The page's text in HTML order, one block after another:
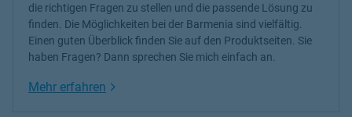
die richtigen Fragen zu stellen und die passende Lösung zu
finden. Die Möglichkeiten bei der Barmenia sind vielfältig.
Einen guten Überblick finden Sie auf den Produktseiten. Sie
haben Fragen? Dann sprechen Sie mich einfach an.
Mehr erfahren Link Opens in New Tab